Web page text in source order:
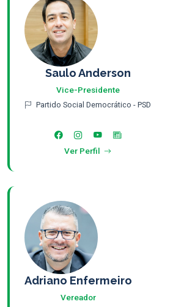
Saulo Anderson
Vice-Presidente
Partido Social Democrático - PSD
Ver Perfil
Adriano Enfermeiro
Vereador